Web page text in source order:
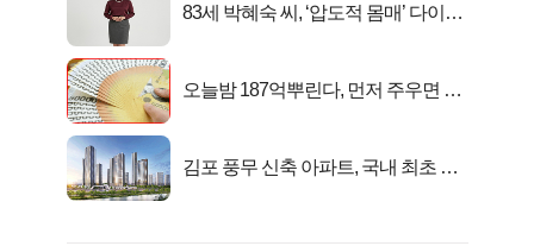
83세 박혜숙 씨, ‘압도적 몸매’ 다이어
오늘밤 187억뿌린다, 먼저 주우면 최
김포 풍무 신축 아파트, 국내 최초 반